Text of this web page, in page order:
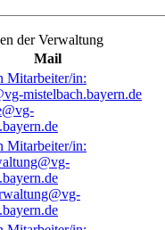
der Verwaltung
Mail